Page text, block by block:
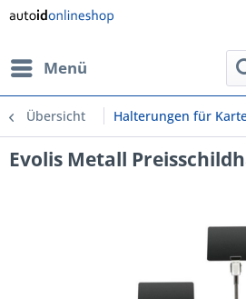
Menü
Übersicht Halterungen für
Evolis Metall